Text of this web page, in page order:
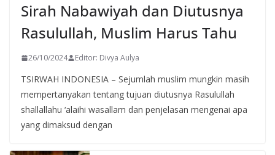
Sirah Nabawiyah dan Diutusnya
Rasulullah, Muslim Harus Tahu
26/10/2024 Editor: Divya Aulya
TSIRWAH INDONESIA – Sejumlah muslim mungkin masih
mempertanyakan tentang tujuan diutusnya Rasulullah
shallallahu ‘alaihi wasallam dan penjelasan mengenai apa
yang dimaksud dengan